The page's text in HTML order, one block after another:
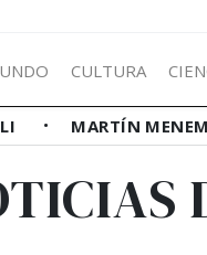
CULTURA
MARTÍN MENEM